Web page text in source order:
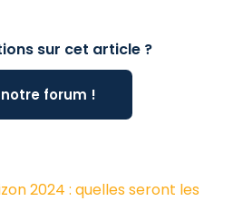
sur cet article ?
forum !
2024 : quelles seront les